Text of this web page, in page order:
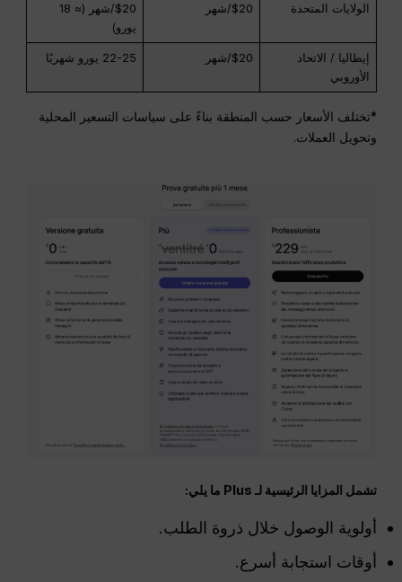
الولايات المتحدة $20/شهر
$20/شهر (≈ 18
يورو)
إيطاليا / الاتحاد
الأوروبي
$20/شهر 22-25 يورو شهريًا
*تختلف الأسعار حسب المنطقة بناءً على سياسات التسعير المحلية
وتحويل العملات.
تشمل المزايا الرئيسية لـ Plus ما يلي:
أولوية الوصول خلال ذروة الطلب.
أوقات استجابة أسرع.